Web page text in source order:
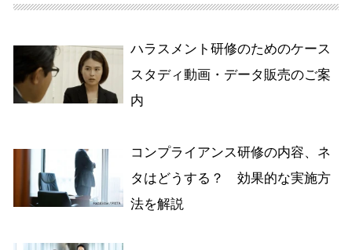
ハラスメント研修のためのケース
スタディ動画・データ販売のご案
内
コンプライアンス研修の内容、ネ
タはどうする？ 効果的な実施方
法を解説